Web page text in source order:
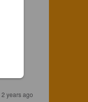
2 years ago